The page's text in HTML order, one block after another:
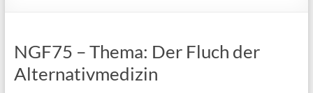
NGF75 – Thema: Der Fluch der
Alternativmedizin